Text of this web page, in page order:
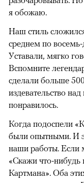
я обожаю.
Наш стиль
среднем по
Уставали, мягко
Вспомните
сделали больше
издевательство
понравилось.
Когда подоспели
были опытными. И
наши работы. Если
«Скажи что-нибудь
Картмана». Оба